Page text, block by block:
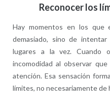
Reconocer los
Hay momentos en los que
demasiado, sino de
lugares a la vez. Cuando
incomodidad al observar
atención. Esa sensación
límites, no necesariamente de